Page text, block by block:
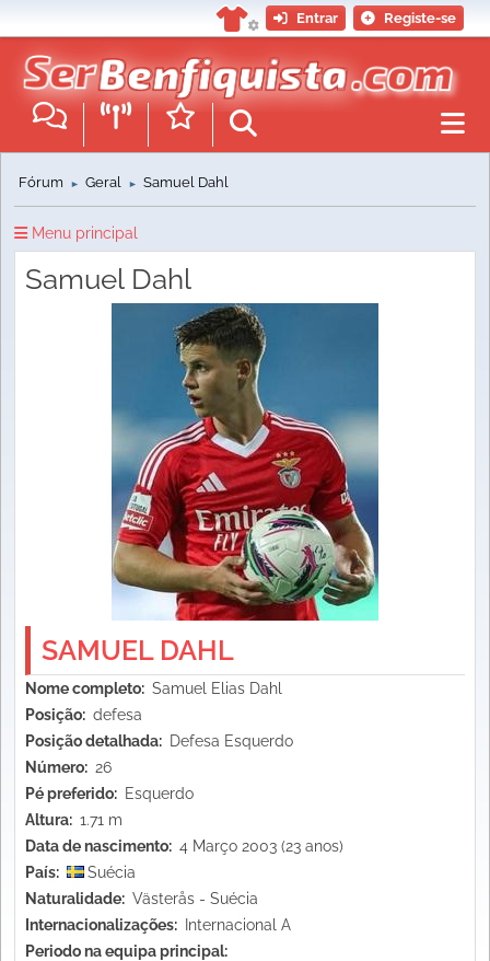
Entrar Registe-se
Fórum ► Geral ► Samuel Dahl
Menu principal
Samuel Dahl
SAMUEL DAHL
Nome completo
Samuel Elias Dahl
Posição
defesa
Posição detalhada
Defesa Esquerdo
Número
26
Pé preferido
Esquerdo
Altura
1.71 m
Data de nascimento
4 Março 2003 (23 anos)
País
Suécia
Naturalidade
Västerås - Suécia
Internacionalizações
Internacional A
Periodo na equipa principal